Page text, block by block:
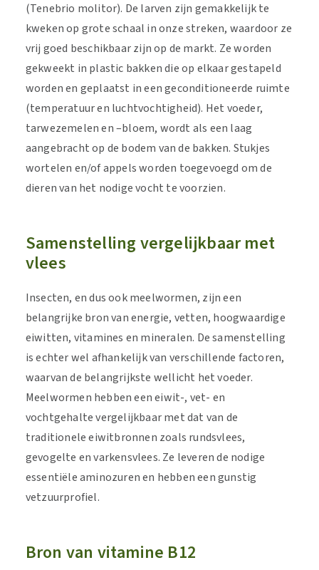
(Tenebrio molitor). De larven zijn gemakkelijk te
kweken op grote schaal in onze streken, waardoor ze
vrij goed beschikbaar zijn op de markt. Ze worden
gekweekt in plastic bakken die op elkaar gestapeld
worden en geplaatst in een geconditioneerde ruimte
(temperatuur en luchtvochtigheid). Het voeder,
tarwezemelen en –bloem, wordt als een laag
aangebracht op de bodem van de bakken. Stukjes
wortelen en/of appels worden toegevoegd om de
dieren van het nodige vocht te voorzien.
Samenstelling vergelijkbaar met
vlees
Insecten, en dus ook meelwormen, zijn een
belangrijke bron van energie, vetten, hoogwaardige
eiwitten, vitamines en mineralen. De samenstelling
is echter wel afhankelijk van verschillende factoren,
waarvan de belangrijkste wellicht het voeder.
Meelwormen hebben een eiwit-, vet- en
vochtgehalte vergelijkbaar met dat van de
traditionele eiwitbronnen zoals rundsvlees,
gevogelte en varkensvlees. Ze leveren de nodige
essentiële aminozuren en hebben een gunstig
vetzuurprofiel.
Bron van vitamine B12